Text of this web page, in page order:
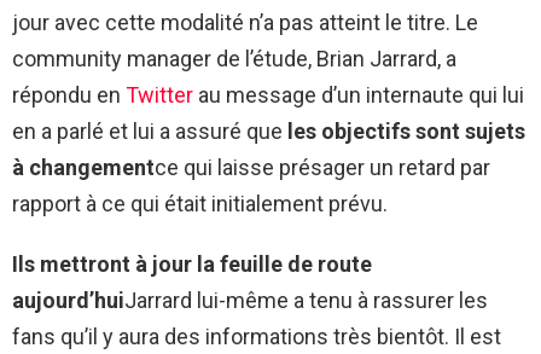
jour avec cette modalité n’a pas atteint le titre. Le
community manager de l’étude, Brian Jarrard, a
répondu en Twitter au message d’un internaute qui lui
en a parlé et lui a assuré que les objectifs sont sujets
à changementce qui laisse présager un retard par
rapport à ce qui était initialement prévu.
Ils mettront à jour la feuille de route
aujourd’huiJarrard lui-même a tenu à rassurer les
fans qu’il y aura des informations très bientôt. Il est